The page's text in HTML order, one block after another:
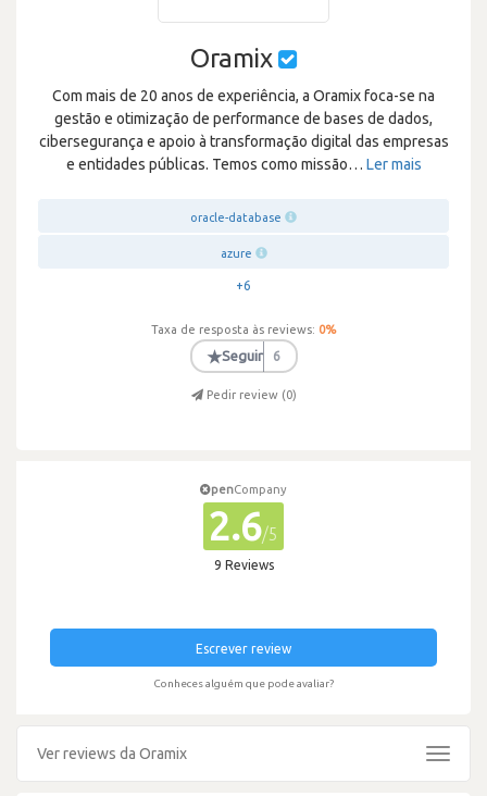
Oramix
Com mais de 20 anos de experiência, a Oramix foca-se na
gestão e otimização de performance de bases de dados,
cibersegurança e apoio à transformação digital das empresas
e entidades públicas. Temos como missão… Ler mais
oracle-database
azure
+6
Taxa de resposta às reviews: 0%
★Seguir 6
Pedir review (0)
penCompany
2.6/5
9 Reviews
Escrever review
Conheces alguém que pode avaliar?
Ver reviews da Oramix
Toggle